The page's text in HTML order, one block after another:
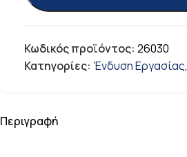
Κωδικός προϊόντος: 26030
Κατηγορίες: Ένδυση Εργασίας,
Περιγραφή